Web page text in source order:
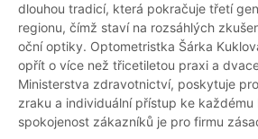
dlouhou tradicí, která pokračuje třetí
regionu, čímž staví na rozsáhlých
oční optiky. Optometristka Šárka
opřít o více než třicetiletou praxi a
Ministerstva zdravotnictví, poskytuje
zraku a individuální přístup ke
spokojenost zákazníků je pro firmu